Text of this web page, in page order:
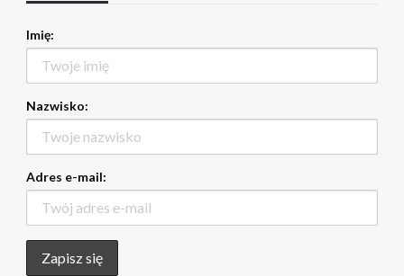
Imię:
Nazwisko:
Adres e-mail: